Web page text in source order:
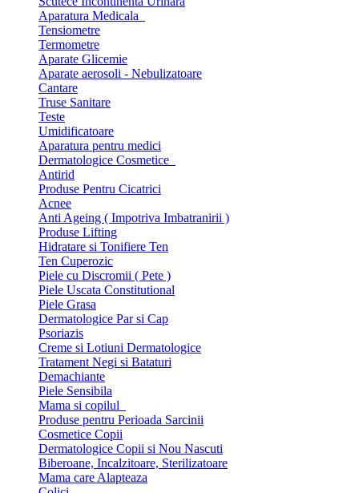
Aparatura Medicala
Tensiometre
Termometre
Aparate Glicemie
Aparate aerosoli - Nebulizatoare
Cantare
Truse Sanitare
Teste
Umidificatoare
Aparatura pentru medici
Dermatologice Cosmetice
Antirid
Produse Pentru Cicatrici
Acnee
Anti Ageing ( Impotriva Imbatranirii )
Produse Lifting
Hidratare si Tonifiere Ten
Ten Cuperozic
Piele cu Discromii ( Pete )
Piele Uscata Constitutional
Piele Grasa
Dermatologice Par si Cap
Psoriazis
Creme si Lotiuni Dermatologice
Tratament Negi si Bataturi
Demachiante
Piele Sensibila
Mama si copilul
Produse pentru Perioada Sarcinii
Cosmetice Copii
Dermatologice Copii si Nou Nascuti
Biberoane, Incalzitoare, Sterilizatoare
Mama care Alapteaza